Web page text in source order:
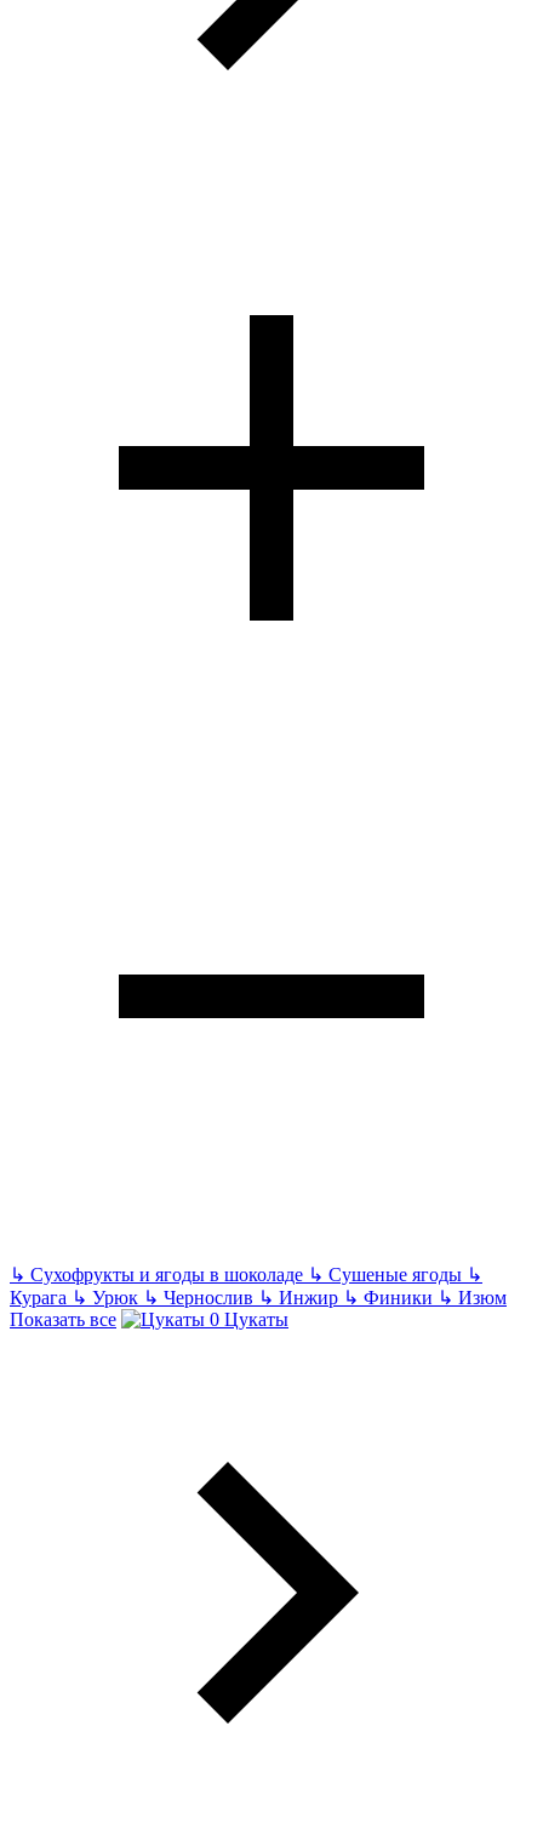
↳ Сухофрукты и ягоды в шоколаде ↳ Сушеные ягоды ↳
Курага ↳ Урюк ↳ Чернослив ↳ Инжир ↳ Финики ↳ Изюм
Показать все
Цукаты